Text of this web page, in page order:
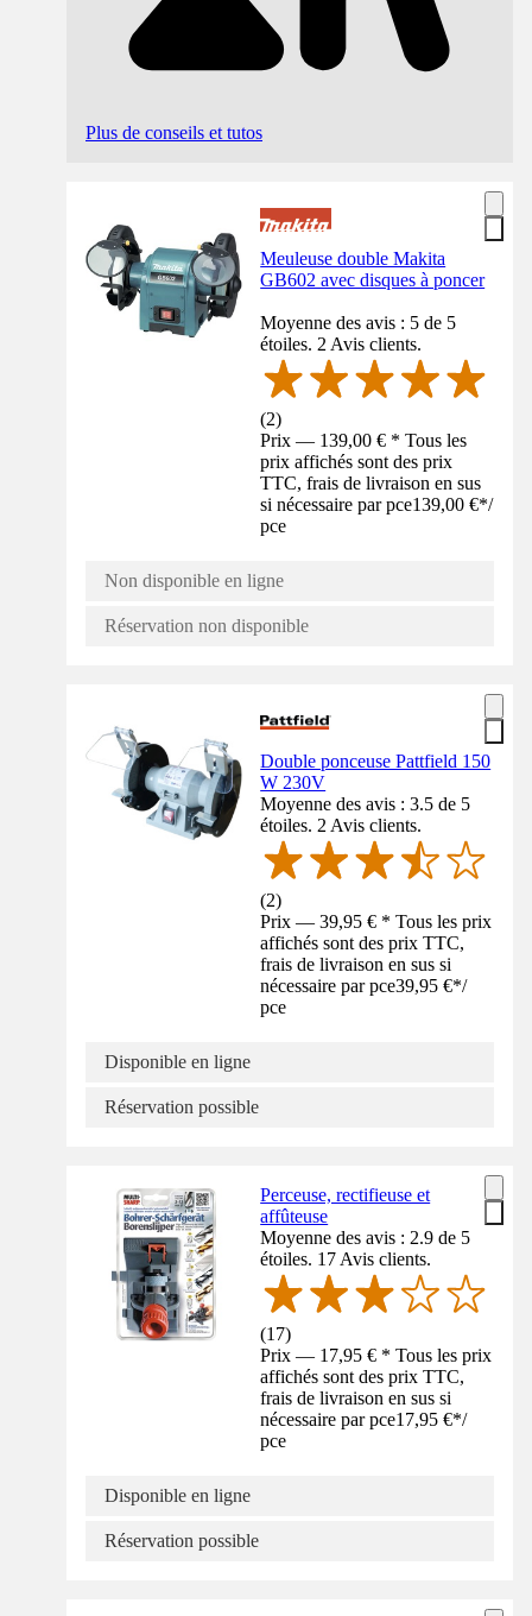
Plus de conseils et tutos
Meuleuse double Makita
GB602 avec disques à poncer
Moyenne des avis : 5 de 5
étoiles. 2 Avis clients.
(2)
Prix — 139,00 € * Tous les
prix affichés sont des prix
TTC, frais de livraison en sus
si nécessaire par pce139,00 €*/
pce
Non disponible en ligne
Réservation non disponible
Double ponceuse Pattfield 150
W 230V
Moyenne des avis : 3.5 de 5
étoiles. 2 Avis clients.
(2)
Prix — 39,95 € * Tous les prix
affichés sont des prix TTC,
frais de livraison en sus si
nécessaire par pce39,95 €*/
pce
Disponible en ligne
Réservation possible
Perceuse, rectifieuse et
affûteuse
Moyenne des avis : 2.9 de 5
étoiles. 17 Avis clients.
(17)
Prix — 17,95 € * Tous les prix
affichés sont des prix TTC,
frais de livraison en sus si
nécessaire par pce17,95 €*/
pce
Disponible en ligne
Réservation possible